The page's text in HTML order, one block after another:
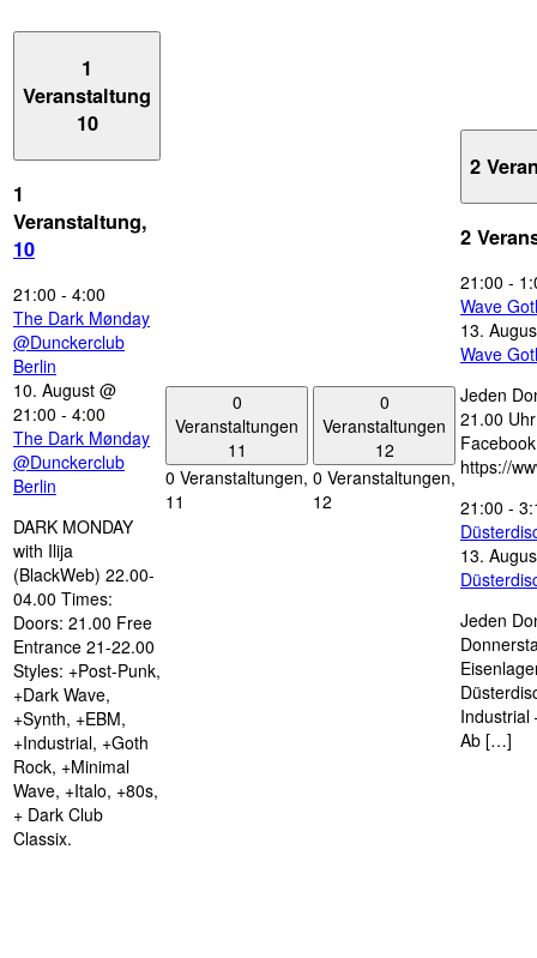
1
Veranstaltung
10
1
Veranstaltung,
10
21:00 - 4:00
The Dark Mønday
@Dunckerclub
Berlin
10. August @
21:00 - 4:00
The Dark Mønday
@Dunckerclub
Berlin
DARK MONDAY
with Ilija
(BlackWeb) 22.00-
04.00 Times:
Doors: 21.00 Free
Entrance 21-22.00
Styles: +Post-Punk,
+Dark Wave,
+Synth, +EBM,
+Industrial, +Goth
Rock, +Minimal
Wave, +Italo, +80s,
+ Dark Club
Classix.
0
Veranstaltungen
11
0 Veranstaltungen,
11
0
Veranstaltungen
12
0 Veranstaltungen,
12
2
2
21:00 -
Wave
13.
Wave
Jeden
21.00
https://
21:00 -
13.
Jeden
Industrial
Ab […]